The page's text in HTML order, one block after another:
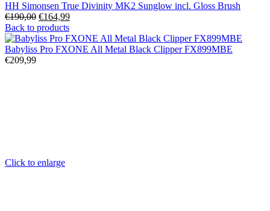
HH Simonsen True Divinity MK2 Sunglow incl. Gloss Brush
€190,00 Original
price
was:
€190,00.
€164,99Η
τιμή
είναι:
Back to products
Babyliss Pro FXONE All Metal Black Clipper FX899MBE
€209,99
Click to enlarge